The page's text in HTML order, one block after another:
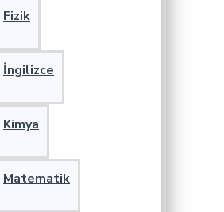
Fizik
İngilizce
Kimya
Matematik